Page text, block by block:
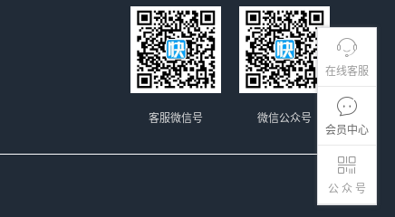
在线客服
会员中心
公 众 号
微信公众号
客服微信号